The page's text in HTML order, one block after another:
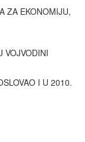
ZA EKONOMIJU,
VOJVODINI
I U 2010.